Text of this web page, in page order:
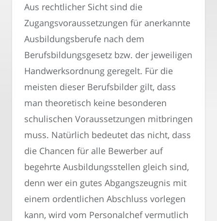
Aus rechtlicher Sicht sind die
Zugangsvoraussetzungen für anerkannte
Ausbildungsberufe nach dem
Berufsbildungsgesetz bzw. der jeweiligen
Handwerksordnung geregelt. Für die
meisten dieser Berufsbilder gilt, dass
man theoretisch keine besonderen
schulischen Voraussetzungen mitbringen
muss. Natürlich bedeutet das nicht, dass
die Chancen für alle Bewerber auf
begehrte Ausbildungsstellen gleich sind,
denn wer ein gutes Abgangszeugnis mit
einem ordentlichen Abschluss vorlegen
kann, wird vom Personalchef vermutlich